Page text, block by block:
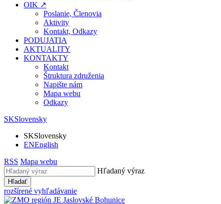
OIK ↗
Poslanie, Členovia
Aktivity
Kontakt, Odkazy
PODUJATIA
AKTUALITY
KONTAKTY
Kontakt
Štruktura združenia
Napište nám
Mapa webu
Odkazy
SKSlovensky
SKSlovensky
ENEnglish
RSS Mapa webu
Hľadaný výraz
Hľadať
rozšírené vyhľadávanie